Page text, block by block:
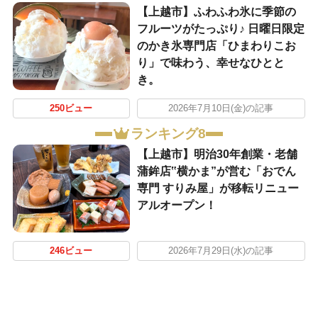
【上越市】ふわふわ氷に季節の
フルーツがたっぷり♪ 日曜日限定
のかき氷専門店「ひまわりこお
り」で味わう、幸せなひとと
き。
250ビュー 2026年7月10日(金)の記事
ランキング8
【上越市】明治30年創業・老舗
蒲鉾店‟横かま”が営む「おでん
専門 すりみ屋」が移転リニュー
アルオープン！
246ビュー 2026年7月29日(水)の記事